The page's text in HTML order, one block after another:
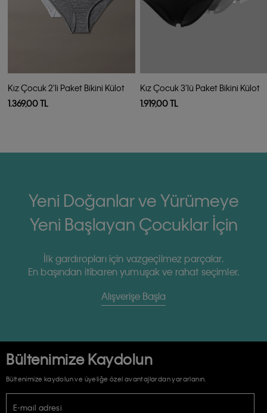
Kız Çocuk 2'li Paket Bikini Külot
1.369,00 TL
Kız Çocuk 3'lü Paket Bikini Külot
1.919,00 TL
Yeni Doğanlar ve Yürümeye
Yeni Başlayan Çocuklar İçin
İlk gardıropları için vazgeçilmez parçalar.
En başından itibaren yumuşak ve rahat seçimler.
Alışverişe Başla
Bültenimize Kaydolun
Bültenimize kaydolun ve üyeliğe özel avantajlardan yararlanın.
E-mail adresi